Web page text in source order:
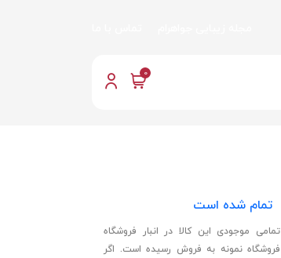
0
تمام شده است
تمامی موجودی این کالا در انبار فروشگاه
فروشگاه نمونه به فروش رسیده است. اگر